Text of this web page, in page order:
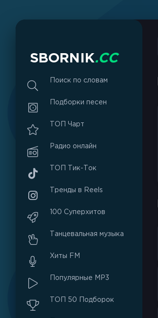
S BO R N K.CC
Поиск по словам
Подборки песен
ТОП Чарт
Радио онлайн
ТОП Тик-Ток
Тренды в Reels
100 Суперхитов
Танцевальная музыка
Хиты FM
Популярные MP3
ТОП 50 Подборок